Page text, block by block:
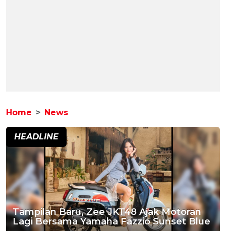
Home News
HEADLINE
Tampilan Baru, Zee JKT48 Ajak Motoran
Lagi Bersama Yamaha Fazzio Sunset Blue